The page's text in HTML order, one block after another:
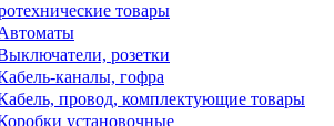
товары
розетки
каналы, гофра
провод, комплектующие товары
установочные